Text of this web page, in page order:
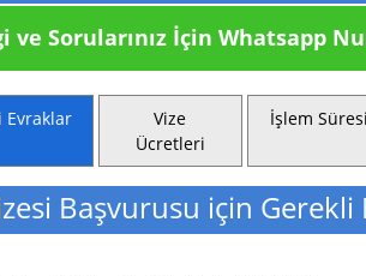
ve Sorularınız İçin Whatsapp
Evraklar
Vize
Ücretleri
İşlem Süresi
Başvurusu için Gerekli